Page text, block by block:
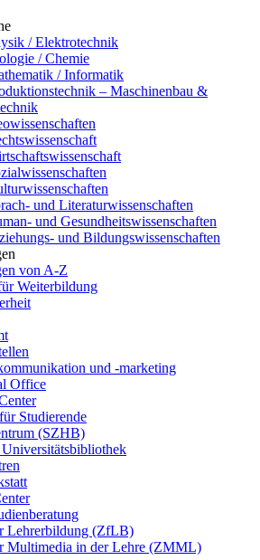
/ Elektrotechnik
/ Chemie
/ Informatik
– Maschinenbau &
und Literaturwissenschaften
und Gesundheitswissenschaften
und Bildungswissenschaften
von A-Z
Weiterbildung
und -marketing
Office
Studierende
(SZHB)
Universitätsbibliothek
Lehrerbildung (ZfLB)
Multimedia in der Lehre (ZMML)